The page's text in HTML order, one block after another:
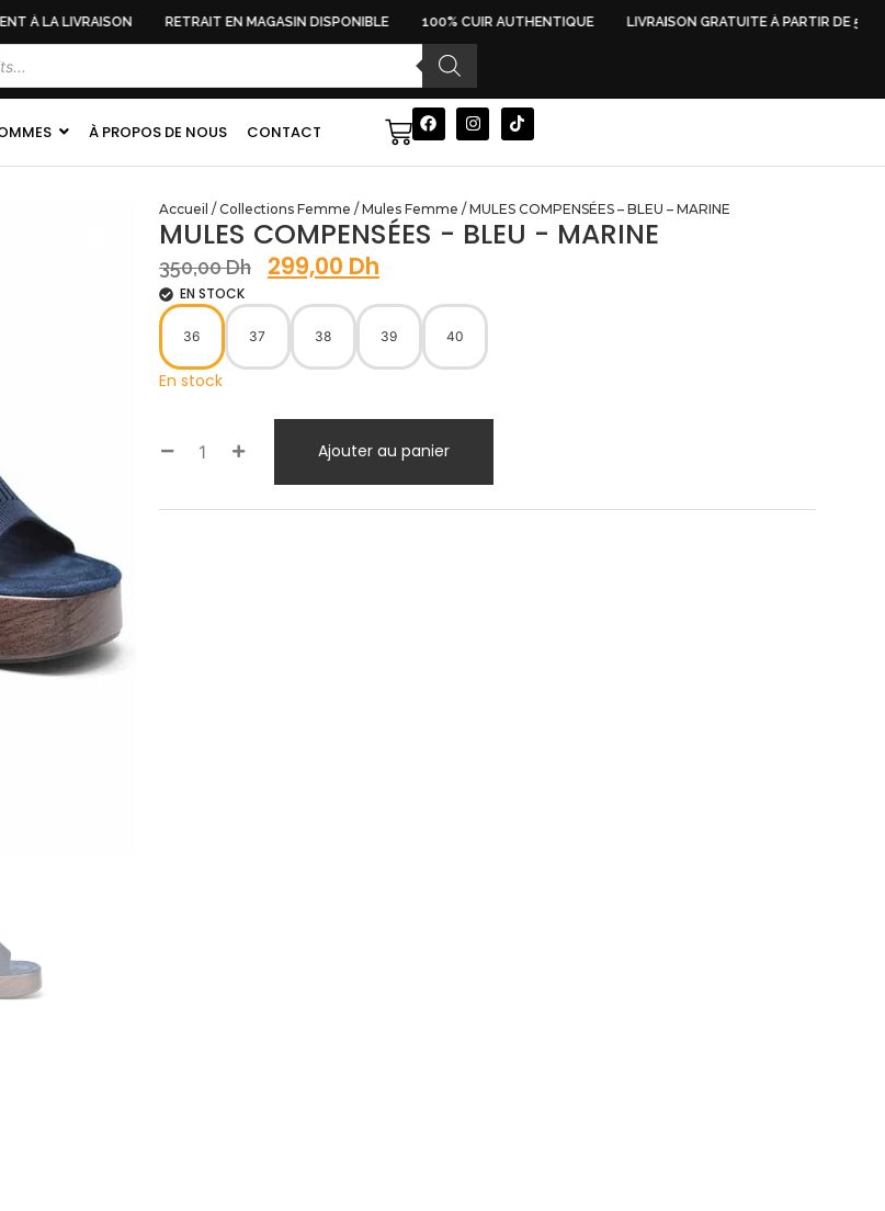
À LA LIVRAISON RETRAIT EN MAGASIN DISPONIBLE 100% CUIR AUTHENTIQUE LIVRAISON GRATUITE À PARTIR DE 500
À PROPOS DE NOUS CONTACT
Accueil / Collections Femme / Mules Femme / MULES COMPENSÉES – BLEU – MARINE
MULES COMPENSÉES - BLEU - MARINE
350,00Dh 299,00 Dh
EN STOCK
36 37 38 39 40
En stock
Ajouter au panier